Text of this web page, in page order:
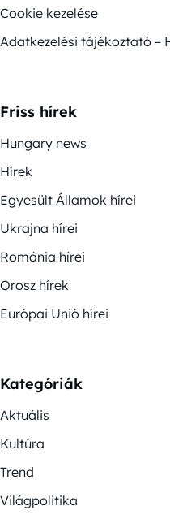
Cookie kezelése
Adatkezelési tájékoztató –
Friss hírek
Hungary news
Hírek
Egyesült Államok hírei
Ukrajna hírei
Románia hírei
Orosz hírek
Európai Unió hírei
Kategóriák
Aktuális
Kultúra
Trend
Világpolitika